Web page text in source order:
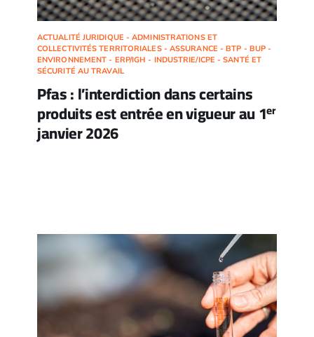
ACTUALITÉ JURIDIQUE - ADMINISTRATIONS ET
COLLECTIVITÉS TERRITORIALES - ASSURANCE - BTP - BUP -
ENVIRONNEMENT - ERP/IGH - INDUSTRIE/ICPE - SANTÉ ET
SÉCURITÉ AU TRAVAIL
Pfas : l’interdiction dans certains
produits est entrée en vigueur au 1er
janvier 2026